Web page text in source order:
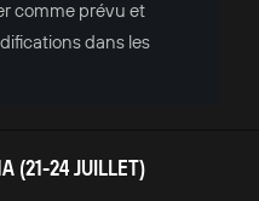
comme prévu et
dans les
(21-24 JUILLET)